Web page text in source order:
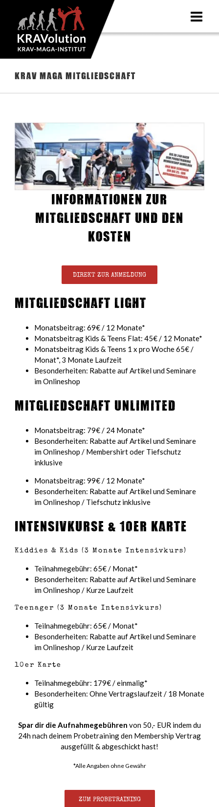
springen
Krav Maga Mitgliedschaft
Informationen zur
Mitgliedschaft und den
Kosten
DIREKT ZUR ANMELDUNG
Mitgliedschaft Light
Monatsbeitrag: 69€ / 12 Monate*
Monatsbeitrag Kids & Teens Flat: 45€ / 12 Monate*
Monatsbeitrag Kids & Teens 1 x pro Woche 65€ /
Monat*, 3 Monate Laufzeit
Besonderheiten: Rabatte auf Artikel und Seminare
im Onlineshop
Mitgliedschaft Unlimited
Monatsbeitrag: 79€ / 24 Monate*
Besonderheiten: Rabatte auf Artikel und Seminare
im Onlineshop / Membershirt oder Tiefschutz
inklusive
Monatsbeitrag: 99€ / 12 Monate*
Besonderheiten: Rabatte auf Artikel und Seminare
im Onlineshop / Tiefschutz inklusive
Intensivkurse & 10er Karte
Kiddies & Kids (3 Monate Intensivkurs)
Teilnahmegebühr: 65€ / Monat*
Besonderheiten: Rabatte auf Artikel und Seminare
im Onlineshop / Kurze Laufzeit
Teenager (3 Monate Intensivkurs)
Teilnahmegebühr: 65€ / Monat*
Besonderheiten: Rabatte auf Artikel und Seminare
im Onlineshop / Kurze Laufzeit
10er Karte
Teilnahmegebühr: 179€ / einmalig*
Besonderheiten: Ohne Vertragslaufzeit / 18 Monate
gültig
Spar dir die Aufnahmegebühren von 50,- EUR indem du
24h nach deinem Probetraining den Membership Vertrag
ausgefüllt & abgeschickt hast!
*Alle Angaben ohne Gewähr
ZUM PROBETRAINING